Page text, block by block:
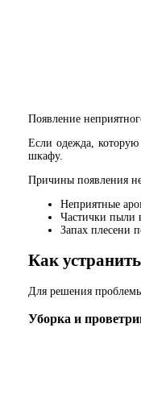
Появление
Если одежда, которую
шкафу.
Причины появления
Неприятные
Частички пыли
Запах плесени
Как
Для решения
Уборка и